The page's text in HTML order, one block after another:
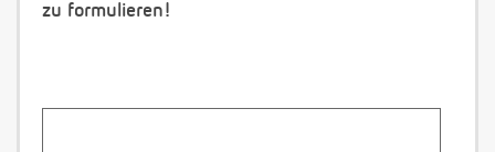
zu formulieren!